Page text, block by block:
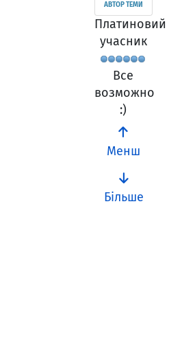
АВТОР ТЕМИ
Платиновий
учасник
Все
возможно
:)
Менш
Більше